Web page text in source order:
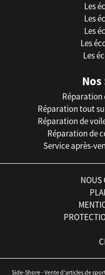
Les
Les
Les
Les
Les
Nos
Réparation
Réparation tout
Réparation de
Réparation de
Service après-
NOUS
Side-Shore - Vente d'articles de